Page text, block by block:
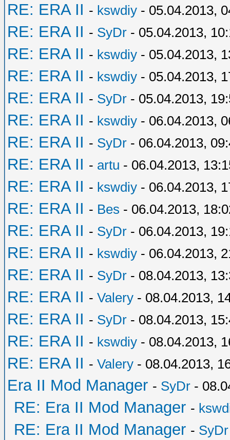
RE: ERA II - kswdiy - 05.04.2013,
RE: ERA II - SyDr - 05.04.2013,
RE: ERA II - kswdiy - 05.04.2013,
RE: ERA II - kswdiy - 05.04.2013,
RE: ERA II - SyDr - 05.04.2013,
RE: ERA II - kswdiy - 06.04.2013,
RE: ERA II - SyDr - 06.04.2013,
RE: ERA II - artu - 06.04.2013,
RE: ERA II - kswdiy - 06.04.2013,
RE: ERA II - Bes - 06.04.2013,
RE: ERA II - SyDr - 06.04.2013,
RE: ERA II - kswdiy - 06.04.2013,
RE: ERA II - SyDr - 08.04.2013,
RE: ERA II - Valery - 08.04.2013,
RE: ERA II - SyDr - 08.04.2013,
RE: ERA II - kswdiy - 08.04.2013,
RE: ERA II - Valery - 08.04.2013,
Era II Mod Manager - SyDr -
RE: Era II Mod Manager -
RE: Era II Mod Manager - SyDr